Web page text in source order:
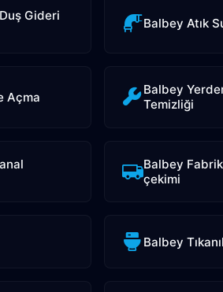
Gideri
Balbey Atık
Açma
Balbey
Temizliği
Balbey
çekimi
Balbey